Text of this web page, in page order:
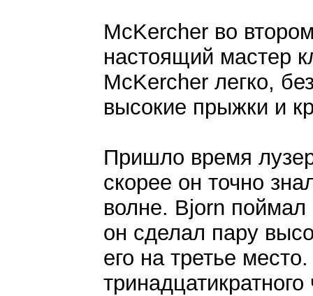
McKercher во
настоящий мастер
McKercher легко,
высокие прыжки и
Пришло время
скорее он точно
волне. Bjorn
он сделал пару
его на третье